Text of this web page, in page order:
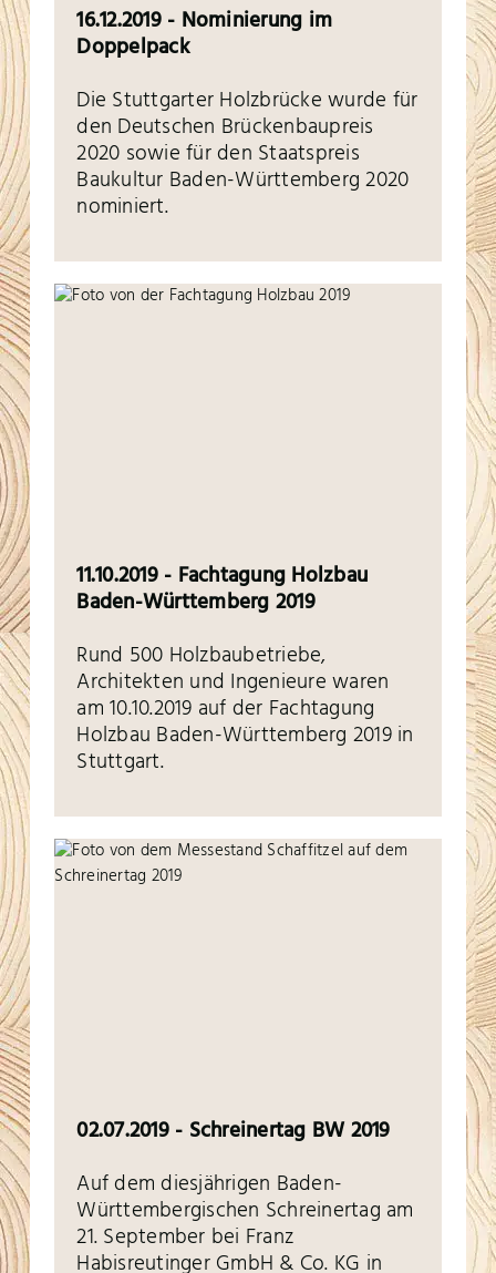
16.12.2019 - Nominierung im
Doppelpack
Die Stuttgarter Holzbrücke wurde für
den Deutschen Brückenbaupreis
2020 sowie für den Staatspreis
Baukultur Baden-Württemberg 2020
nominiert.
11.10.2019 - Fachtagung Holzbau
Baden-Württemberg 2019
Rund 500 Holzbaubetriebe,
Architekten und Ingenieure waren
am 10.10.2019 auf der Fachtagung
Holzbau Baden-Württemberg 2019 in
Stuttgart.
02.07.2019 - Schreinertag BW 2019
Auf dem diesjährigen Baden-
Württembergischen Schreinertag am
21. September bei Franz
Habisreutinger GmbH & Co. KG in